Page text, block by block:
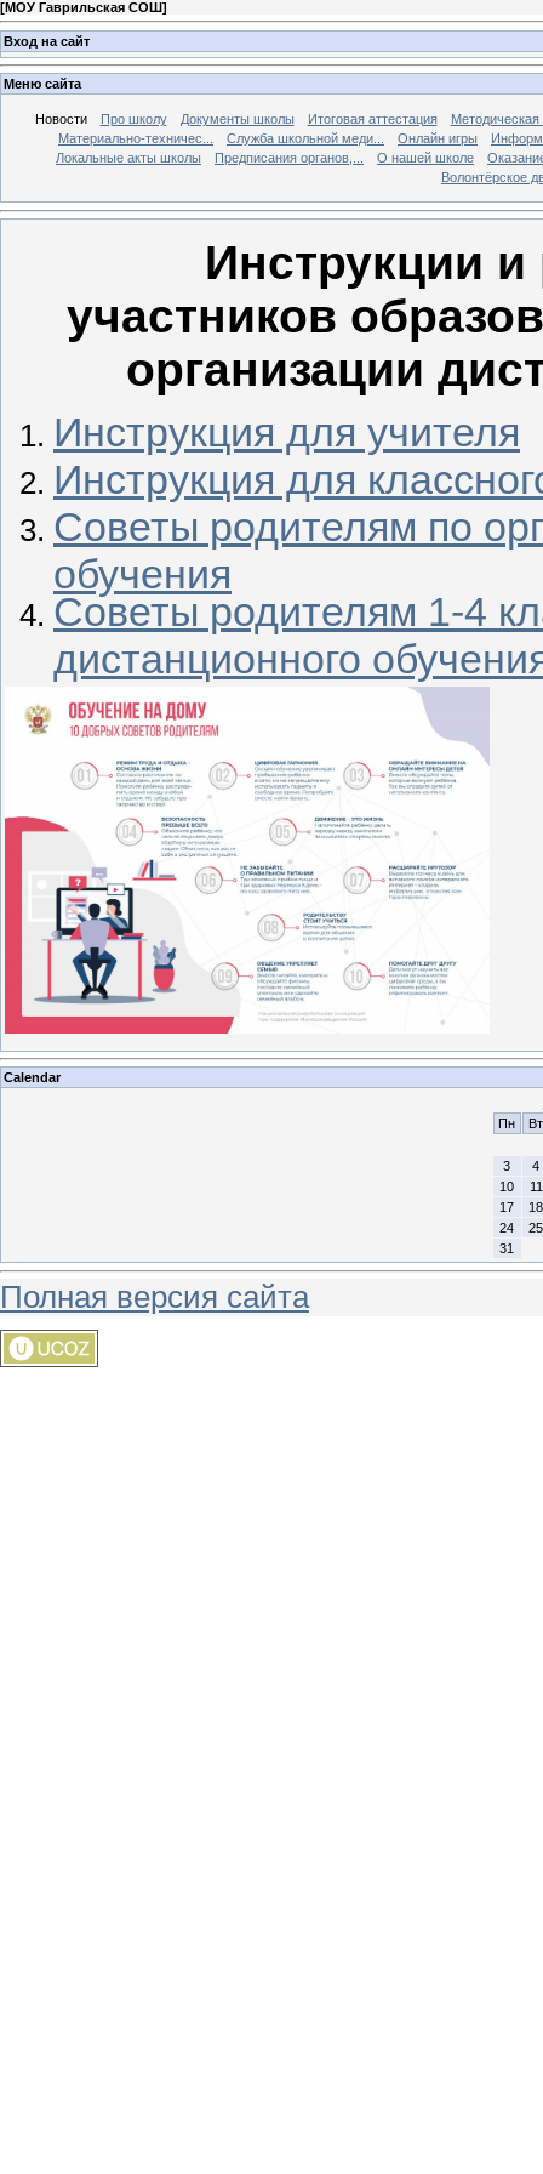
[МОУ Гаврильская СОШ]
Вход на сайт
Меню сайта
Новости Про школу Документы школы Итоговая аттестация
Методическая
Материально-техничес...
Служба школьной меди... Онлайн игры
Локальные акты школы
Предписания органов,... О нашей школе
Волонтёрское
Инструкции
участников
организации
Инструкция для учителя
Инструкция для
Советы родителям по
обучения
Советы родителям 1-4
дистанционного
Calendar
Пн
Вт
3
4
10
11
17
18
24
25
31
Полная версия сайта